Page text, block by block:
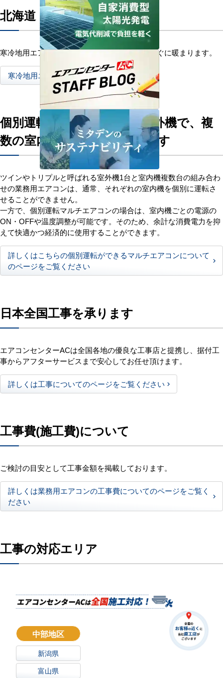
北海道・東北地方の方へ
寒冷地用エアコンなら気温が低下する冬でもすぐに暖まります。
寒冷地用エアコンについてはこちら
個別運転マルチなら1台の室外機で、複
数の室内機を個別運転できます
ツインやトリプルと呼ばれる室外機1台と室内機複数台の組み合わ
せの業務用エアコンは、通常、それぞれの室内機を個別に運転さ
せることができません。
一方で、個別運転マルチエアコンの場合は、室内機ごとの電源の
ON・OFFや温度調整が可能です。そのため、余計な消費電力を抑
えて快適かつ経済的に使用することができます。
詳しくはこちらの個別運転ができるマルチエアコンについて
のページをご覧ください
日本全国工事を承ります
エアコンセンターACは全国各地の優良な工事店と提携し、据付工
事からアフターサービスまで安心してお任せ頂けます。
詳しくは工事についてのページをご覧ください
工事費(施工費)について
ご検討の目安として工事金額を掲載しております。
詳しくは業務用エアコンの工事費についてのページをご覧く
ださい
工事の対応エリア
中部地区
新潟県
富山県